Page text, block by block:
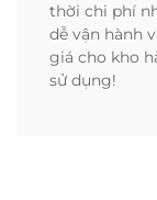
thời chi phí
dễ vận hành
giá cho kho
sử dụng!